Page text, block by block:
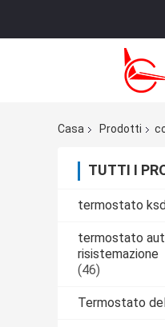
Casa
Prodotti
TUTTI I
termostato
termostato
risistemazione
(46)
Termostato